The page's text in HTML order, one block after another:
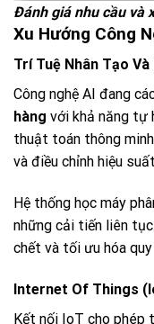
Đánh giá nhu cầu và
Xu Hướng Công
Trí Tuệ Nhân Tạo Và
Công nghệ AI đang
hàng với khả năng tự
thuật toán thông
và điều chỉnh hiệu
Hệ thống học máy
những cải tiến liên
chết và tối ưu hóa
Internet Of Things
Kết nối IoT cho phép